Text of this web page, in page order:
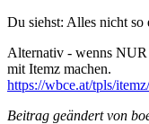
Du siehst: Alles nicht so
Alternativ - wenns NUR
mit Itemz machen.
https://wbce.at/tpls/
Beitrag geändert von